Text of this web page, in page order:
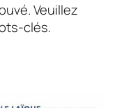
Veuillez
clés.